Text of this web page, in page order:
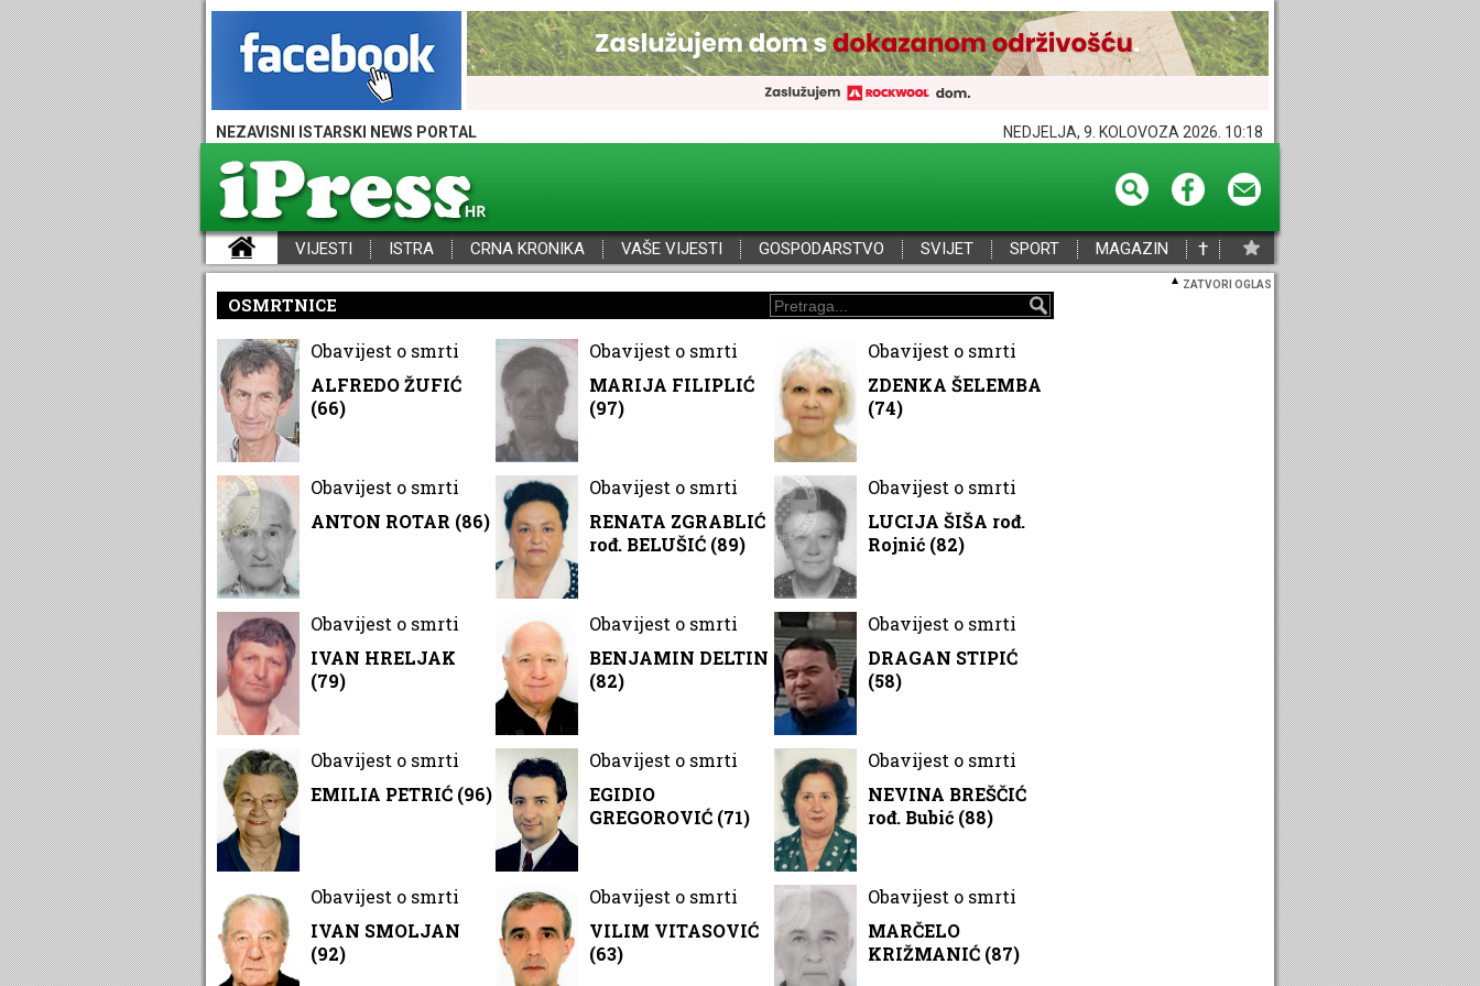
NEZAVISNI ISTARSKI NEWS PORTAL NEDJELJA, 9. KOLOVOZA 2026. 10:18
VIJESTI ISTRA CRNA KRONIKA VAŠE VIJESTI GOSPODARSTVO SVIJET SPORT MAGAZIN †
ZATVORI OGLAS
OSMRTNICE
Obavijest o smrti
ALFREDO ŽUFIĆ
(66)
Obavijest o smrti
MARIJA FILIPLIĆ
(97)
Obavijest o smrti
ZDENKA ŠELEMBA
(74)
Obavijest o smrti
ANTON ROTAR (86)
Obavijest o smrti
RENATA ZGRABLIĆ
rođ. BELUŠIĆ (89)
Obavijest o smrti
LUCIJA ŠIŠA rođ.
Rojnić (82)
Obavijest o smrti
IVAN HRELJAK
(79)
Obavijest o smrti
BENJAMIN DELTIN
(82)
Obavijest o smrti
DRAGAN STIPIĆ
(58)
Obavijest o smrti
EMILIA PETRIĆ (96)
Obavijest o smrti
EGIDIO
GREGOROVIĆ (71)
Obavijest o smrti
NEVINA BREŠČIĆ
rođ. Bubić (88)
Obavijest o smrti
IVAN SMOLJAN
(92)
Obavijest o smrti
VILIM VITASOVIĆ
(63)
Obavijest o smrti
MARČELO
KRIŽMANIĆ (87)